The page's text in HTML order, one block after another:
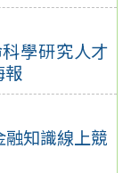
學研究人才
知識線上競